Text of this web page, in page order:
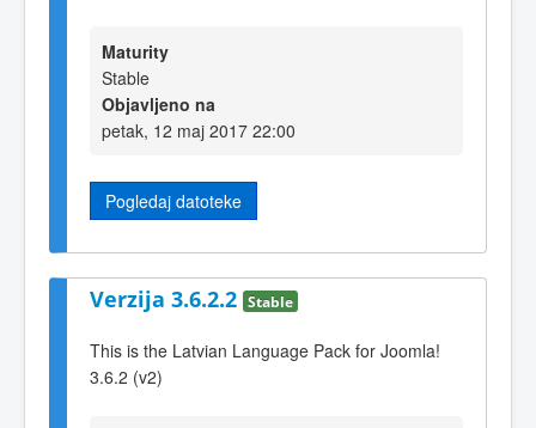
Maturity
Stable
Objavljeno na
petak, 12 maj 2017 22:00
Pogledaj datoteke
Verzija 3.6.2.2 Stable
This is the Latvian Language Pack for Joomla!
3.6.2 (v2)